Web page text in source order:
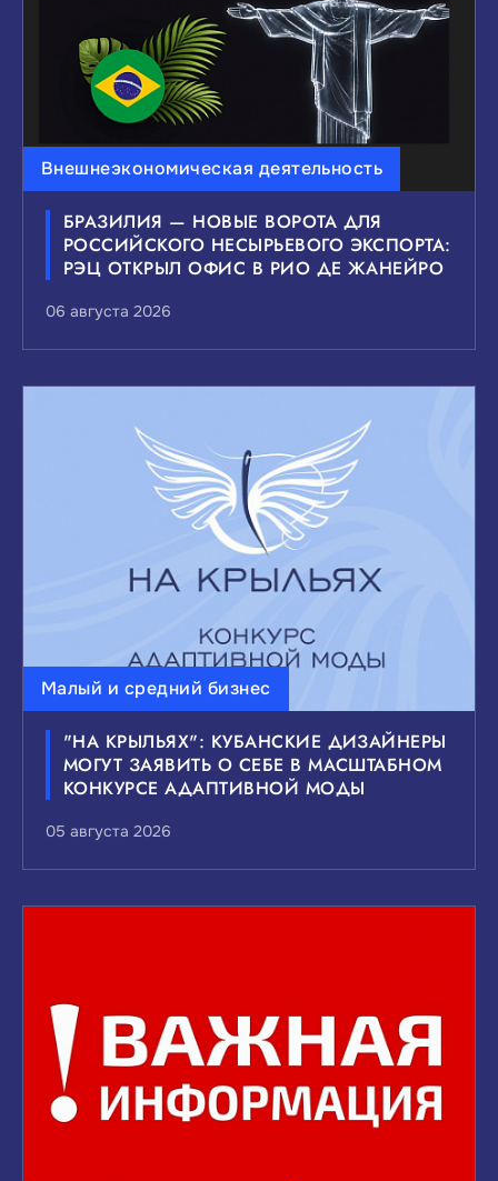
Муниципальные
Сбросить Показать
Внешнеэкономическая деятельность
БРАЗИЛИЯ — НОВЫЕ ВОРОТА ДЛЯ
РОССИЙСКОГО НЕСЫРЬЕВОГО ЭКСПОРТА:
РЭЦ ОТКРЫЛ ОФИС В РИО ДЕ ЖАНЕЙРО
06 августа 2026
Малый и средний бизнес
"НА КРЫЛЬЯХ": КУБАНСКИЕ ДИЗАЙНЕРЫ
МОГУТ ЗАЯВИТЬ О СЕБЕ В МАСШТАБНОМ
КОНКУРСЕ АДАПТИВНОЙ МОДЫ
05 августа 2026